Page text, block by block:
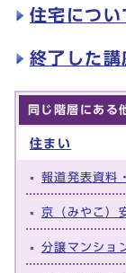
住宅につい
終了した講
同じ階層にある
住まい
報道発表資料
京（みやこ）
分譲マンショ